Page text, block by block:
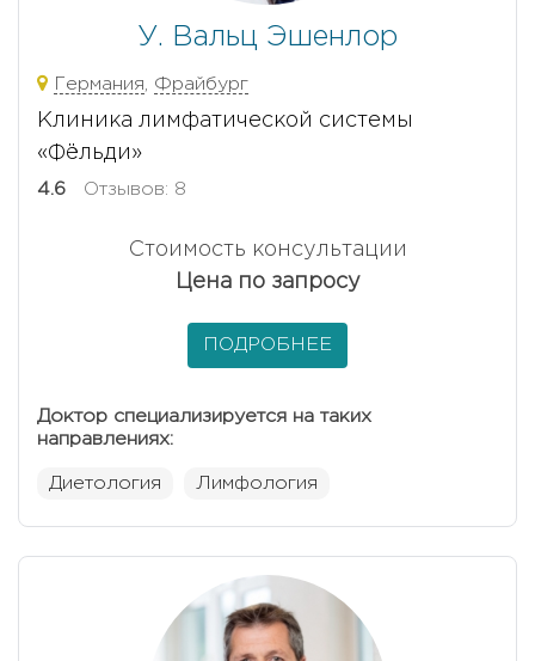
У. Вальц Эшенлор
Германия Фрайбург
Клиника лимфатической системы
«Фёльди»
4.6 Отзывов: 8
Стоимость консультации
Цена по запросу
ПОДРОБНЕЕ
Доктор специализируется на таких
направлениях:
Диетология Лимфология